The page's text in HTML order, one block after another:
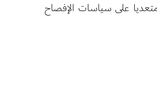
على سياسات الإفصاح